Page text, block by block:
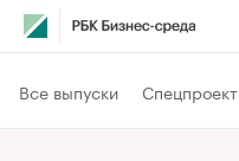
Все выпуски Спецпроект